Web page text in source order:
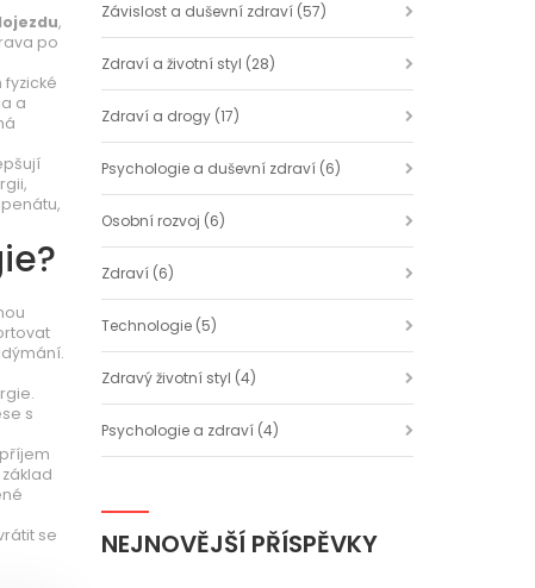
,
po
a
s
se
Závislost a duševní zdraví (57)
Zdraví a životní styl (28)
Zdraví a drogy (17)
Psychologie a duševní zdraví (6)
Osobní rozvoj (6)
Zdraví (6)
Technologie (5)
Zdravý životní styl (4)
Psychologie a zdraví (4)
NEJNOVĚJŠÍ PŘÍSPĚVKY